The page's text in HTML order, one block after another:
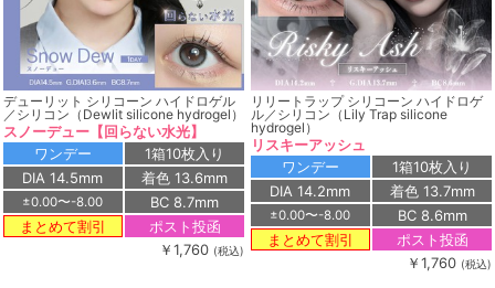
デューリット シリコーン ハイドロゲル
／シリコン（Dewlit silicone hydrogel）
スノーデュー【回らない水光】
ワンデー
1箱10枚入り
DIA 14.5mm
着色 13.6mm
±0.00〜-8.00
BC 8.7mm
まとめて割引
ポスト投函
￥1,760 (税込)
リリートラップ シリコーン ハイドロゲ
ル／シリコン（Lily Trap silicone
hydrogel）
リスキーアッシュ
ワンデー
1箱10枚入り
DIA 14.2mm
着色 13.7mm
±0.00〜-8.00
BC 8.6mm
まとめて割引
ポスト投函
￥1,760 (税込)